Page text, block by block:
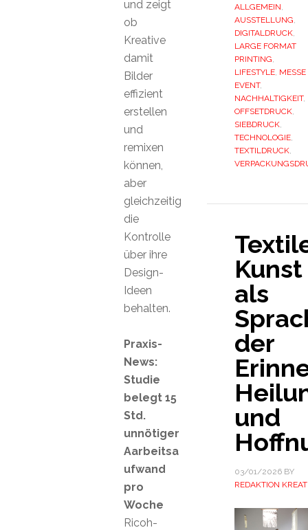
ALLGEMEIN,
AUSSTELLUNG,
DIGITALDRUCK,
LARGE FORMAT
PRINTING,
LIFESTYLE, MESSE
EVENT,
NACHHALTIGKEIT,
OFFSETDRUCK,
SIEBDRUCK,
TECHNOLOGIE,
TEXTILDRUCK,
Kunst
als
der
und
03/01/2026BY
REDAKTION
und zeigt
ob
Kreative
damit
Bilder
effizient
erstellen
und
remixen
können,
aber
gleichzeitig
die
Kontrolle
über ihre
Design-
Ideen
behalten.
Praxis-
News:
Studie
belegt 15
Std.
unnötiger
Aarbeitsa
ufwand
pro
Woche
Ricoh-